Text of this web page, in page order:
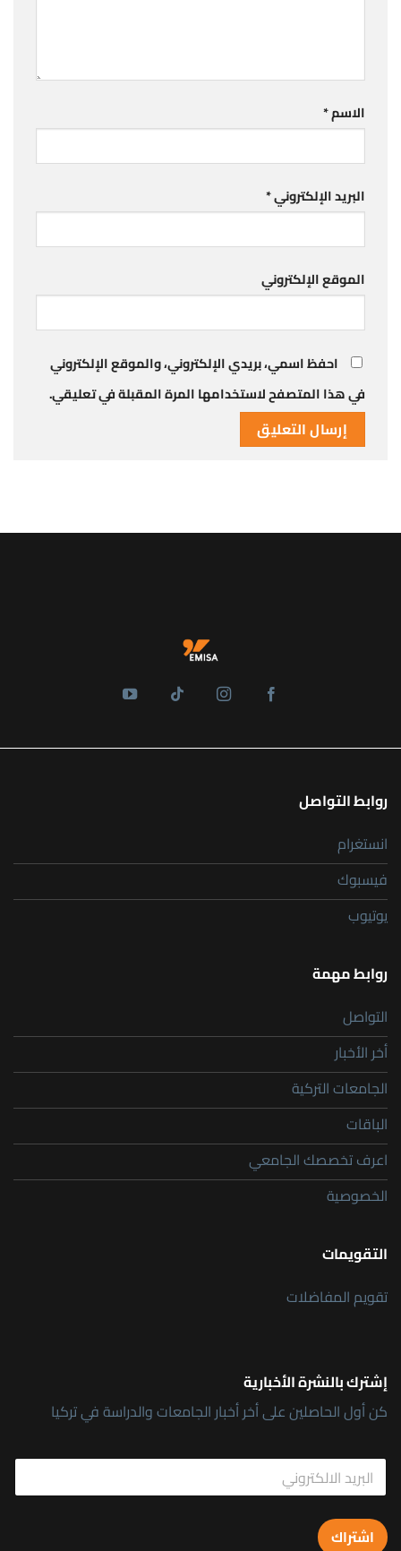
الاسم*
البريد الإلكتروني*
الموقع الإلكتروني
احفظ اسمي، بريدي الإلكتروني، والموقع الإلكتروني
في هذا المتصفح لاستخدامها المرة المقبلة في تعليقي.
روابط التواصل
انستغرام
فيسبوك
يوتيوب
روابط مهمة
التواصل
أخر الأخبار
الجامعات التركية
الباقات
اعرف تخصصك الجامعي
الخصوصية
التقويمات
تقويم المفاضلات
إشترك بالنشرة الأخبارية
كن أول الحاصلين على أخر أخبار الجامعات والدراسة في تركيا
E
m
a
i
l
E
E
a
l اشتراك